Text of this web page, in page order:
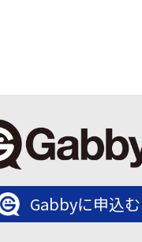
Gabbyに申込む